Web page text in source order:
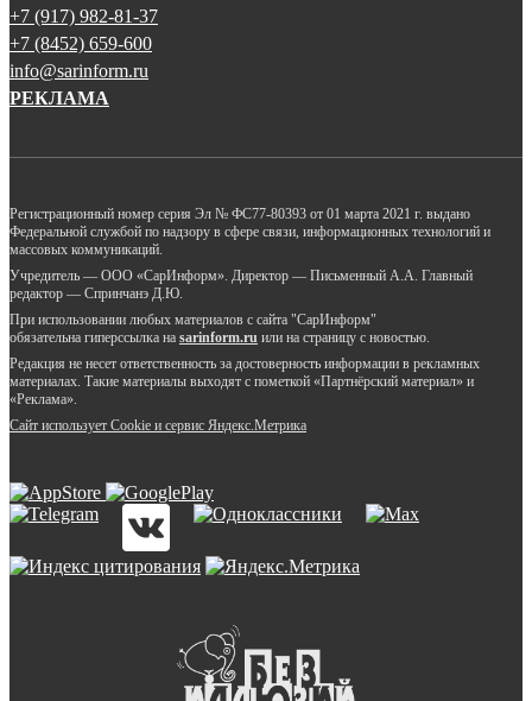
+7 (917) 982-81-37
+7 (8452) 659-600
info@sarinform.ru
РЕКЛАМА
Регистрационный номер серия Эл № ФС77-80393 от 01 марта 2021 г. выдано
Федеральной службой по надзору в сфере связи, информационных технологий и
массовых коммуникаций.
Учредитель — ООО «СарИнформ». Директор — Письменный А.А. Главный
редактор — Спринчанэ Д.Ю.
При использовании любых материалов с сайта "СарИнформ"
обязательна гиперссылка на sarinform.ru или на страницу с новостью.
Редакция не несет ответственность за достоверность информации в рекламных
материалах. Такие материалы выходят с пометкой «Партнёрский материал» и
«Реклама».
Сайт использует Cookie и сервиc Яндекс.Метрика